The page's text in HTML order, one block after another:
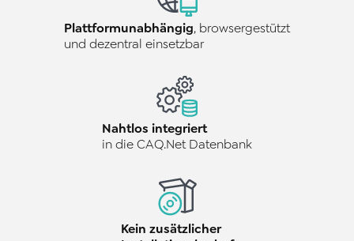
Plattformunabhängig, browsergestützt
und dezentral einsetzbar
Nahtlos integriert
in die CAQ.Net Datenbank
Kein zusätzlicher